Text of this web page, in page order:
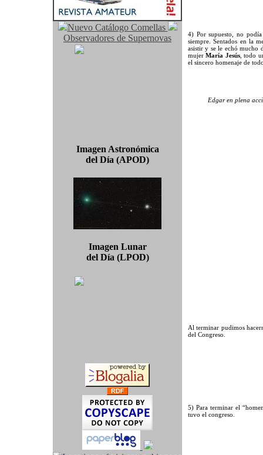
Nuevo Catálogo Comellas
Observadores de Supernovas
Imagen Astronómica
del Día (APOD)
Imagen Lunar
del Día (LPOD)
4) Por supuesto, no
siempre. Sentados en la
asistir y se le echó mucho
mujerMaría Jesús, todo
el sincero homenaje de
Edgar en plena
Al terminar pudimos
del Congreso.
5) Para terminar el
tuvo el congreso.